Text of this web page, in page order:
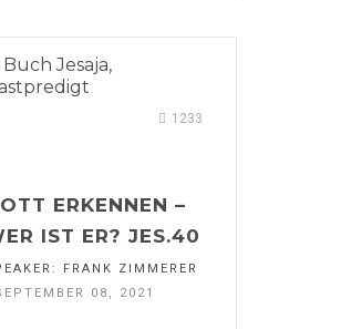
Buch Jesaja,
1233
ERKENNEN –
IST ER? JES.40
FRANK ZIMMERER
08, 2021